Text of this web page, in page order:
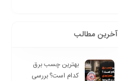
آخرین مطالب
بهترین چسب برق
کدام است؟ بررسی